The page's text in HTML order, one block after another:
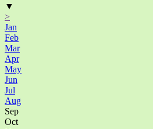
▼
>
Jan
Feb
Mar
Apr
May
Jun
Jul
Aug
Sep
Oct